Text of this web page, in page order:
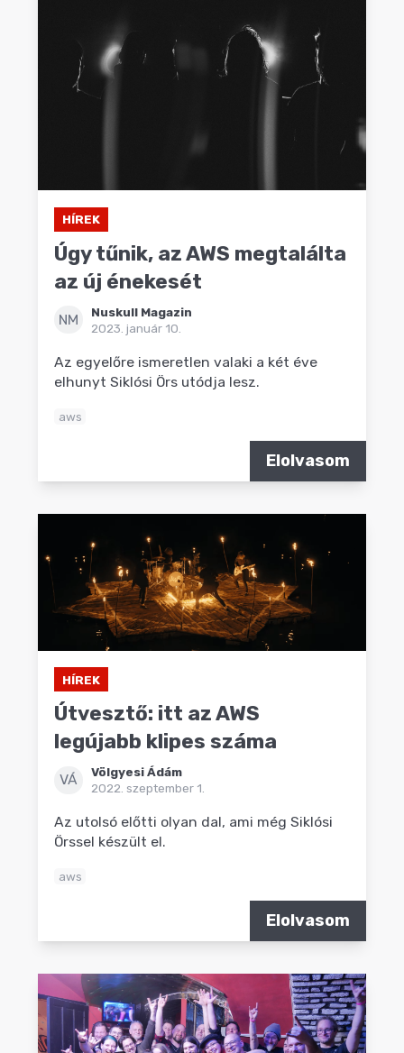
HÍREK
Úgy tűnik, az AWS megtalálta
az új énekesét
NM
Nuskull Magazin
2023. január 10.
Az egyelőre ismeretlen valaki a két éve
elhunyt Siklósi Örs utódja lesz.
aws
Elolvasom
HÍREK
Útvesztő: itt az AWS
legújabb klipes száma
VÁ
Völgyesi Ádám
2022. szeptember 1.
Az utolsó előtti olyan dal, ami még Siklósi
Örssel készült el.
aws
Elolvasom